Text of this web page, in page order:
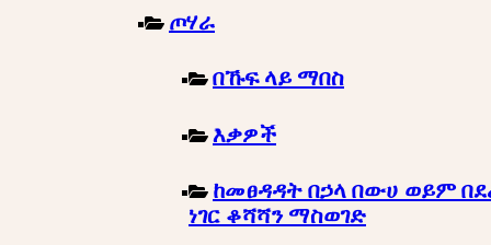
ጦሃራ
በኹፍ ላይ ማበስ
እቃዎች
ከመፀዳዳት በኃላ በውሀ ወይም
ነገር ቆሻሻን ማስወገድ